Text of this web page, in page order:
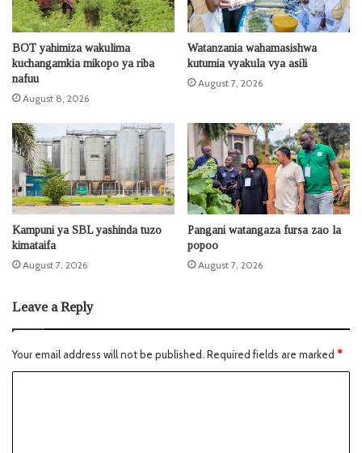
BOT yahimiza wakulima
kuchangamkia mikopo ya riba
nafuu
August 8, 2026
Watanzania wahamasishwa
kutumia vyakula vya asili
August 7, 2026
Kampuni ya SBL yashinda tuzo
kimataifa
August 7, 2026
Pangani watangaza fursa zao la
popoo
August 7, 2026
Leave a Reply
Your email address will not be published. Required fields are marked *